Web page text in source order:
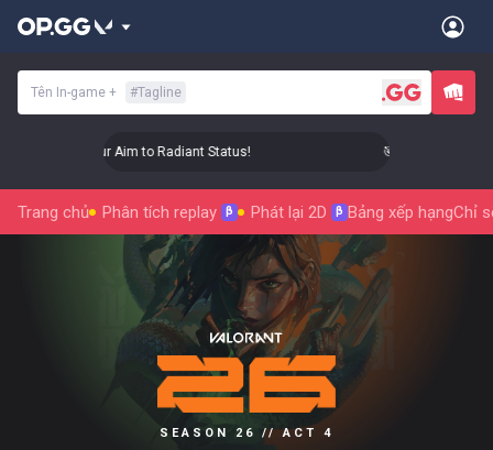
Tên In-game + #Tagline
🎯 Level Up Your Aim to Radiant Status! 🎯 Level Up Your
Trang chủ Phân tích replay β Phát lại 2D β Bảng xếp hạngChỉ
SEASON 26 // ACT 4